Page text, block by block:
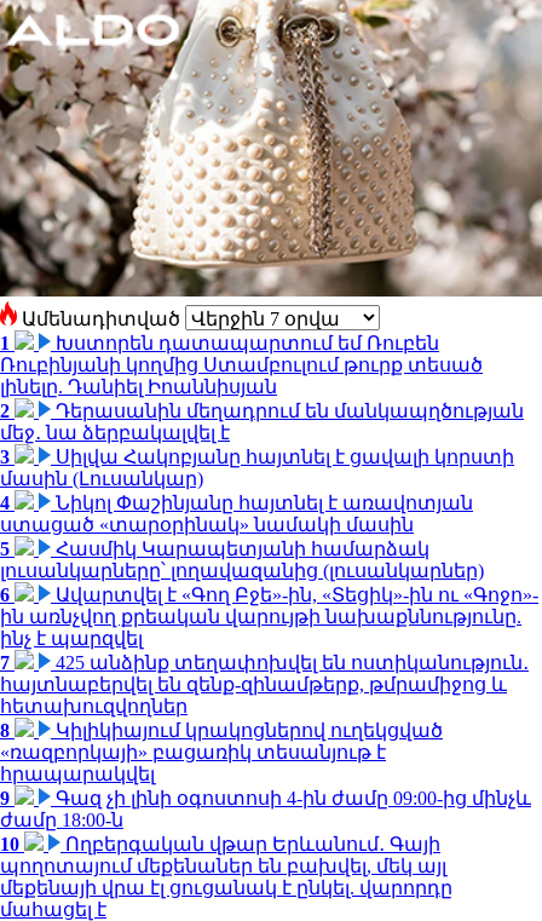
Ամենադիտված
1
Խստորեն դատապարտում եմ Ռուբեն
Ռուբինյանի կողմից Ստամբուլում թուրք տեսած
լինելը. Դանիել Իոաննիսյան
2
Դերասանին մեղադրում են մանկապղծության
մեջ․ նա ձերբակալվել է
3
Սիլվա Հակոբյանը հայտնել է ցավալի կորստի
մասին (Լուսանկար)
4
Նիկոլ Փաշինյանը հայտնել է առավոտյան
ստացած «տարօրինակ» նամակի մասին
5
Հասմիկ Կարապետյանի համարձակ
լուսանկարները՝ լողավազանից (լուսանկարներ)
6
Ավարտվել է «Գող Բջե»-ին, «Տեցիկ»-ին ու «Գոջո»-
ին առնչվող քրեական վարույթի նախաքննությունը.
ինչ է պարզվել
7
425 անձինք տեղափոխվել են ոստիկանություն․
հայտնաբերվել են զենք-զինամթերք, թմրամիջոց և
հետախուզվողներ
8
Կիլիկիայում կրակոցներով ուղեկցված
«ռազբորկայի» բացառիկ տեսանյութ է
հրապարակվել
9
Գազ չի լինի օգոստոսի 4-ին ժամը 09:00-ից մինչև
ժամը 18:00-ն
10
Ողբերգական վթար Երևանում․ Գայի
պողոտայում մեքենաներ են բախվել, մեկ այլ
մեքենայի վրա էլ ցուցանակ է ընկել. վարորդը
մահացել է